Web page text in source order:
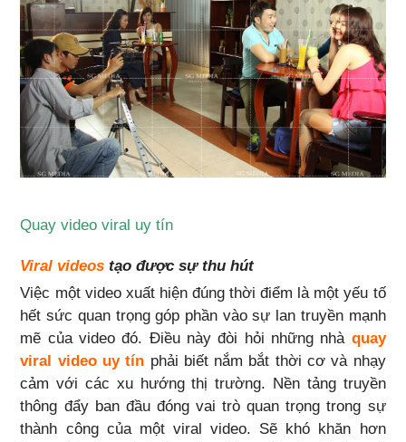
Quay video viral uy tín
Viral videostạo được sự thu hút
Việc một video xuất hiện đúng thời điểm là một yếu tố
hết sức quan trọng góp phần vào sự lan truyền mạnh
mẽ của video đó. Điều này đòi hỏi những nhà quay
viral video uy tín phải biết nắm bắt thời cơ và nhạy
cảm với các xu hướng thị trường. Nền tảng truyền
thông đẩy ban đầu đóng vai trò quan trọng trong sự
thành công của một viral video. Sẽ khó khăn hơn